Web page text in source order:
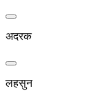
अदरक
लहसुन